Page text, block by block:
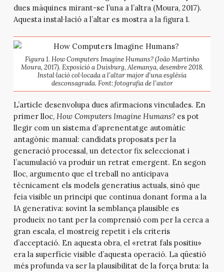
dues màquines mirant-se l’una a l’altra (Moura, 2017).
Aquesta instal·lació a l’altar es mostra a la figura 1.
Figura 1. How Computers Imagine Humans?(João Martinho
Moura, 2017). Exposició a Duisburg, Alemanya, desembre 2018.
Instal·lació col·locada a l’altar major d’una església
desconsagrada. Font: fotografia de l’autor
L’article desenvolupa dues afirmacions vinculades. En
primer lloc, How Computers Imagine Humans?es pot
llegir com un sistema d’aprenentatge automàtic
antagònic manual: candidats proposats per la
generació processal, un detector fix seleccionat i
l’acumulació va produir un retrat emergent. En segon
lloc, argumento que el treball no anticipava
tècnicament els models generatius actuals, sinó que
feia visible un principi que continua donant forma a la
IA generativa: sovint la semblança plausible es
produeix no tant per la comprensió com per la cerca a
gran escala, el mostreig repetit i els criteris
d’acceptació. En aquesta obra, el «retrat fals positiu»
era la superfície visible d’aquesta operació. La qüestió
més profunda va ser la plausibilitat de la força bruta: la